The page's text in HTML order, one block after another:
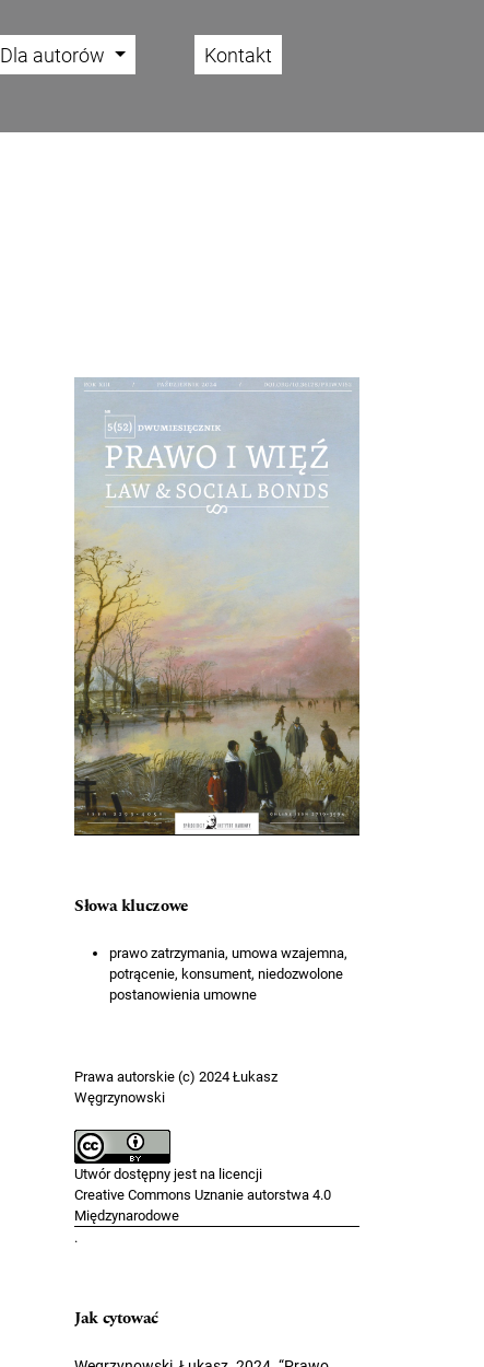
Dla autorów
Kontakt
Cover image
Słowa kluczowe
prawo zatrzymania, umowa wzajemna,
potrącenie, konsument, niedozwolone
postanowienia umowne
Prawa autorskie (c) 2024 Łukasz
Węgrzynowski
Utwór dostępny jest na licencji
Creative Commons Uznanie autorstwa 4.0
Międzynarodowe
.
Jak cytować